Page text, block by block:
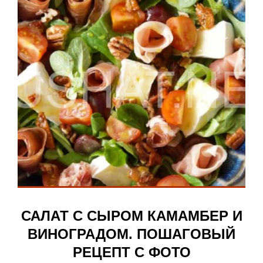
САЛАТ С СЫРОМ КАМАМБЕР И
ВИНОГРАДОМ. ПОШАГОВЫЙ
РЕЦЕПТ С ФОТО